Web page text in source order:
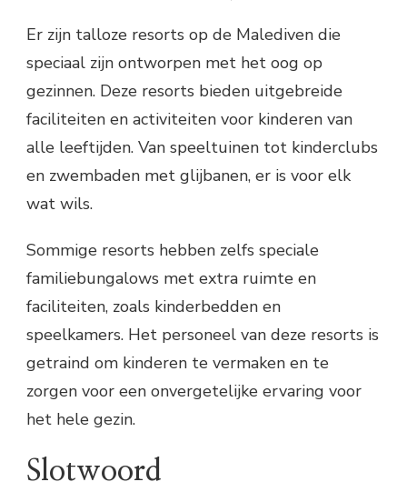
Er zijn talloze resorts op de Malediven die
speciaal zijn ontworpen met het oog op
gezinnen. Deze resorts bieden uitgebreide
faciliteiten en activiteiten voor kinderen van
alle leeftijden. Van speeltuinen tot kinderclubs
en zwembaden met glijbanen, er is voor elk
wat wils.
Sommige resorts hebben zelfs speciale
familiebungalows met extra ruimte en
faciliteiten, zoals kinderbedden en
speelkamers. Het personeel van deze resorts is
getraind om kinderen te vermaken en te
zorgen voor een onvergetelijke ervaring voor
het hele gezin.
Slotwoord